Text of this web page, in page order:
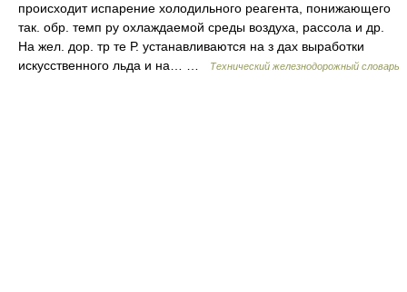
происходит испарение холодильного реагента, понижающего
так. обр. темп ру охлаждаемой среды воздуха, рассола и др.
На жел. дор. тр те Р. устанавливаются на з дах выработки
искусственного льда и на… …
Технический железнодорожный словарь